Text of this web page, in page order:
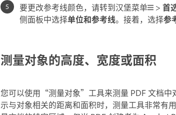
要更改参考线颜色，请转到汉堡菜单 > 首
侧面板中选择单位和参考线。接着，选择参
测量对象的高度、宽度或面积
您可以使用“测量对象”工具来测量 PDF 文档中
示与对象相关的距离和面积时，测量工具非常有